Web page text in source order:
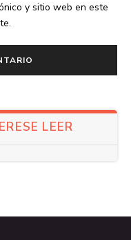
y sitio web en este
LEER